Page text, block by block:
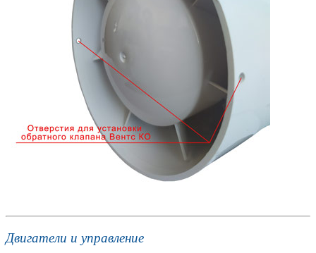
Двигатели и управление